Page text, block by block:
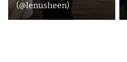
(@lenusheen)